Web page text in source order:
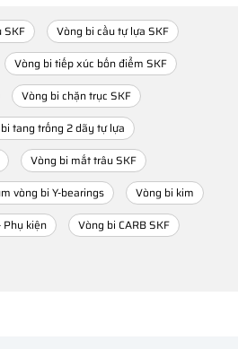
SKF
Vòng bi cầu tự lựa SKF
Vòng bi tiếp xúc bốn điểm SKF
Vòng bi chặn trục SKF
tang trống 2 dãy tự lựa
Vòng bi mắt trâu SKF
vòng bi Y-bearings
Vòng bi kim
Phụ kiện
Vòng bi CARB SKF